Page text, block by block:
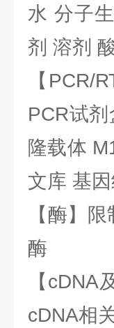
水 分子
剂 溶剂
【PCR/
PCR试
隆载体
文库 基
【酶】
酶
【cDNA
cDNA相